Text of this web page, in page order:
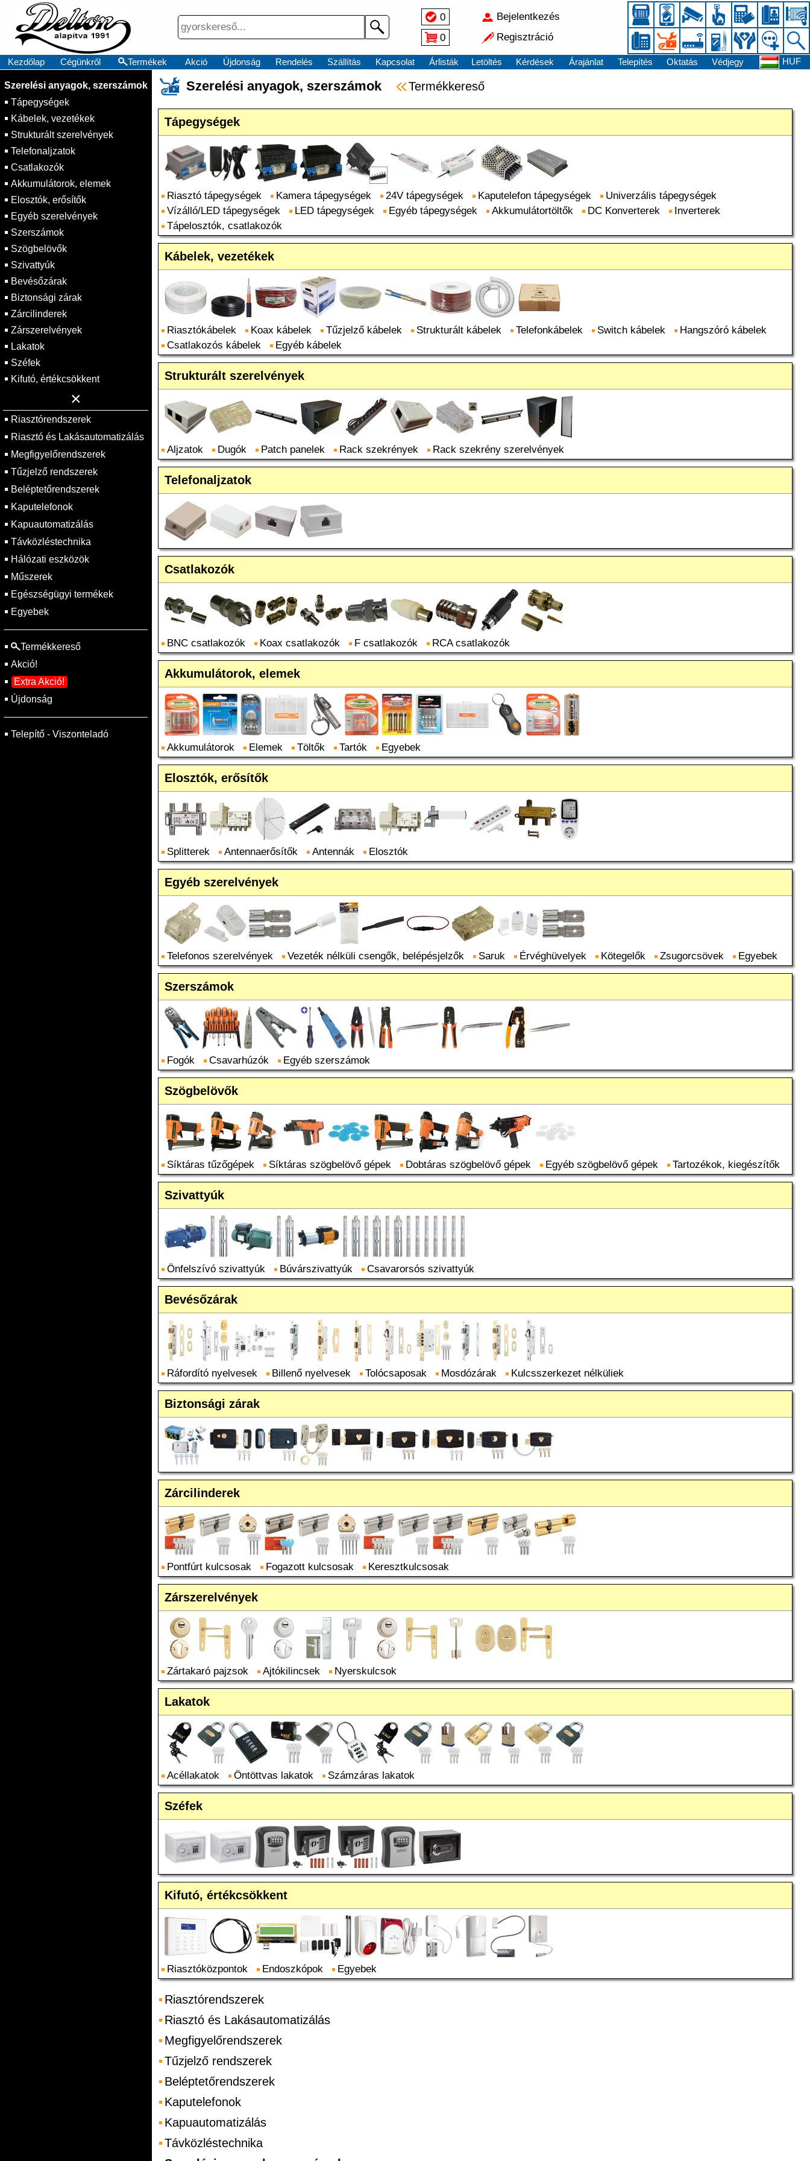
0
0
Bejelentkezés
Regisztráció
Kezdőlap Cégünkről Termékek Akció Újdonság Rendelés Szállítás Kapcsolat Árlisták Letöltés Kérdések Árajánlat Telepítés Oktatás Védjegy HUF
Szerelési anyagok, szerszámok
×
Tápegységek
Kábelek, vezetékek
Strukturált szerelvények
Telefonaljzatok
Csatlakozók
Akkumulátorok, elemek
Elosztók, erősítők
Egyéb szerelvények
Szerszámok
Szögbelövők
Szivattyúk
Bevésőzárak
Biztonsági zárak
Zárcilinderek
Zárszerelvények
Lakatok
Széfek
Kifutó, értékcsökkent
×
Riasztórendszerek
Riasztó és Lakásautomatizálás
Megfigyelőrendszerek
Tűzjelző rendszerek
Beléptetőrendszerek
Kaputelefonok
Kapuautomatizálás
Távközléstechnika
Hálózati eszközök
Műszerek
Egészségügyi termékek
Egyebek
Termékkereső
Akció!
Extra Akció!
Újdonság
Telepítő - Viszonteladó
Szerelési anyagok, szerszámok Termékkereső
Tápegységek
Riasztó tápegységek Kamera tápegységek 24V tápegységek Kaputelefon tápegységek
Univerzális tápegységek
Vízálló/LED tápegységek
LED tápegységek Egyéb tápegységek Akkumulátortöltők DC Konverterek
Inverterek
Tápelosztók, csatlakozók
Kábelek, vezetékek
Riasztókábelek Koax kábelek Tűzjelző kábelek Strukturált kábelek Telefonkábelek Switch kábelek
Hangszóró kábelek
Csatlakozós kábelek
Egyéb kábelek
Strukturált szerelvények
Aljzatok Dugók Patch panelek Rack szekrények Rack szekrény szerelvények
Telefonaljzatok
Csatlakozók
BNC csatlakozók Koax csatlakozók F csatlakozók RCA csatlakozók
Akkumulátorok, elemek
Akkumulátorok Elemek Töltők Tartók Egyebek
Elosztók, erősítők
Splitterek Antennaerősítők Antennák Elosztók
Egyéb szerelvények
Telefonos szerelvények Vezeték nélküli csengők, belépésjelzők Saruk Érvéghüvelyek Kötegelők Zsugorcsövek Egyebek
Szerszámok
Fogók Csavarhúzók Egyéb szerszámok
Szögbelövők
Síktáras tűzőgépek Síktáras szögbelövő gépek Dobtáras szögbelövő gépek Egyéb szögbelövő gépek Tartozékok, kiegészítők
Szivattyúk
Önfelszívó szivattyúk Búvárszivattyúk Csavarorsós szivattyúk
Bevésőzárak
Ráfordító nyelvesek Billenő nyelvesek Tolócsaposak Mosdózárak Kulcsszerkezet nélküliek
Biztonsági zárak
Zárcilinderek
Pontfúrt kulcsosak Fogazott kulcsosak Keresztkulcsosak
Zárszerelvények
Zártakaró pajzsok Ajtókilincsek Nyerskulcsok
Lakatok
Acéllakatok Öntöttvas lakatok Számzáras lakatok
Széfek
Kifutó, értékcsökkent
Riasztóközpontok Endoszkópok Egyebek
Riasztórendszerek
Riasztó és Lakásautomatizálás
Megfigyelőrendszerek
Tűzjelző rendszerek
Beléptetőrendszerek
Kaputelefonok
Kapuautomatizálás
Távközléstechnika